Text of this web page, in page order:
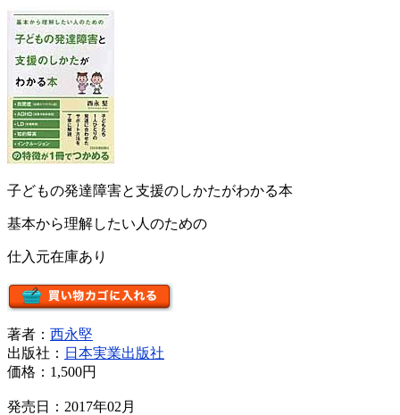
子どもの発達障害と支援のしかたがわかる本
基本から理解したい人のための
仕入元在庫あり
著者： 西永堅
出版社： 日本実業出版社
価格： 1,500円
発売日：2017年02月